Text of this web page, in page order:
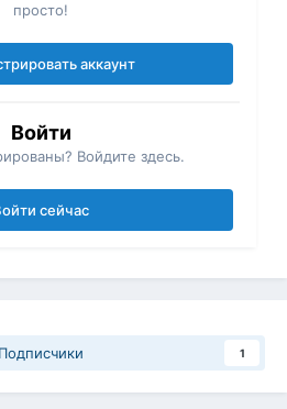
просто!
аккаунт
Войти
Войдите здесь.
сейчас
Подписчики 1